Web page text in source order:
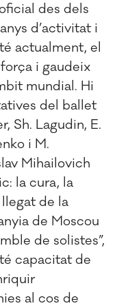
des dels
d’activitat i
actualment, el
i gaudeix
mundial. Hi
del ballet
Sh. Lagudin, E.
i M.
Mihailovich
la cura, la
de la
de Moscou
de solistes”,
capacitat de
al cos de